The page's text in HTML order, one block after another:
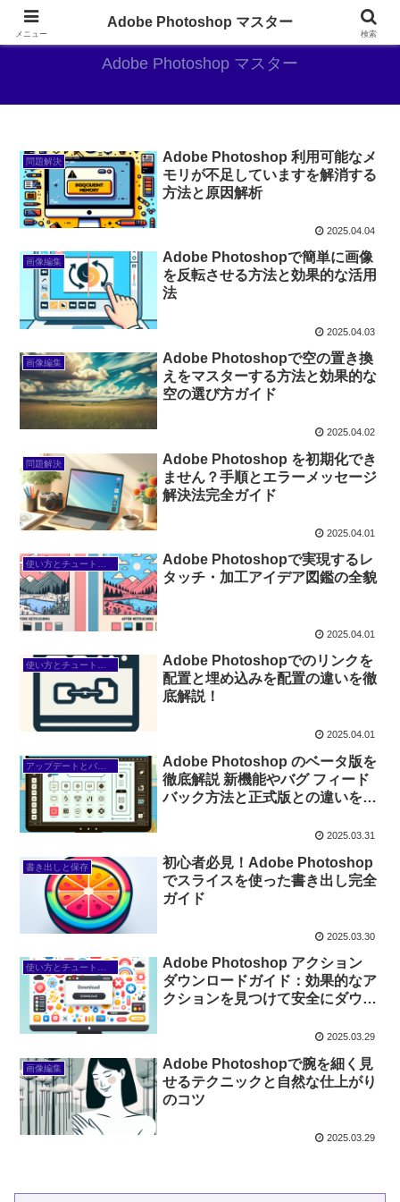
AdobePhotoshopがやっぱり最強
Adobe Photoshop マスター
問題解決
Adobe Photoshop 利用可能なメ
モリが不足していますを解消する
方法と原因解析
2025.04.04
画像編集
Adobe Photoshopで簡単に画像
を反転させる方法と効果的な活用
法
2025.04.03
画像編集
Adobe Photoshopで空の置き換
えをマスターする方法と効果的な
空の選び方ガイド
2025.04.02
問題解決
Adobe Photoshop を初期化でき
ません？手順とエラーメッセージ
解決法完全ガイド
2025.04.01
使い方とチュートリアル
Adobe Photoshopで実現するレ
タッチ・加工アイデア図鑑の全貌
2025.04.01
Adobe Photoshopでのリンクを
配置と埋め込みを配置の違いを徹
底解説！
2025.04.01
Adobe Photoshop のベータ版を
徹底解説 新機能やバグ フィード
バック方法と正式版との違いをチ
2025.03.31
書き出しと保存
初心者必見！Adobe Photoshop
でスライスを使った書き出し完全
ガイド
2025.03.30
使い方とチュートリアル
Adobe Photoshop アクション
ダウンロードガイド：効果的なア
クションを見つけて安全にダウン
2025.03.29
画像編集
Adobe Photoshopで腕を細く見
せるテクニックと自然な仕上がり
のコツ
2025.03.29
メニュー
Adobe Photoshop マスター
検索